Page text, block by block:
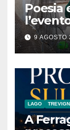
Poesia
agosto
9
LAGO
A